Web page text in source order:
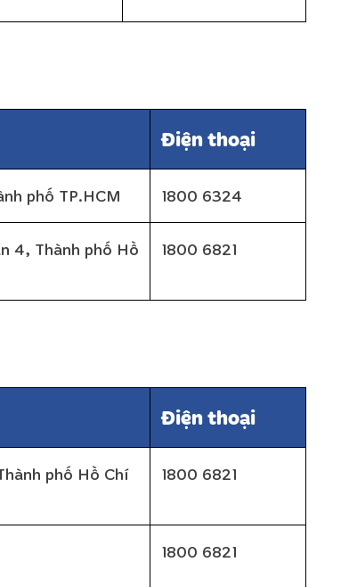
Điện thoại
phố TP.HCM 1800 6324
4, Thành phố Hồ
1800 6821
Điện thoại
phố Hồ Chí
1800 6821
1800 6821